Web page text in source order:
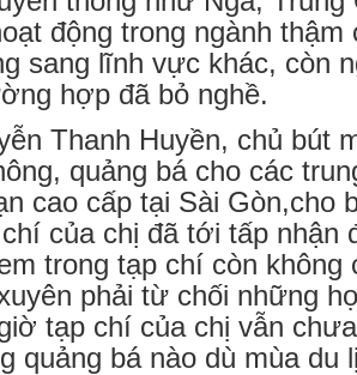
động trong ngành
sang lĩnh vực khác, còn
hợp đã bỏ nghề.
Thanh Huyền, chủ bút
quảng bá cho các
cao cấp tại Sài Gòn,cho
của chị đã tới tấp
trong tạp chí còn không
phải từ chối những
tạp chí của chị vẫn
quảng bá nào dù mùa du